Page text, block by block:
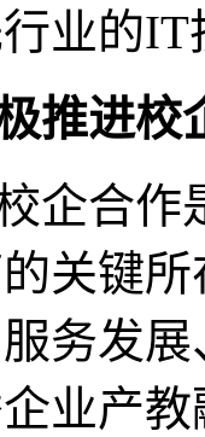
业的IT
推进校
企合作
关键
务发
业产